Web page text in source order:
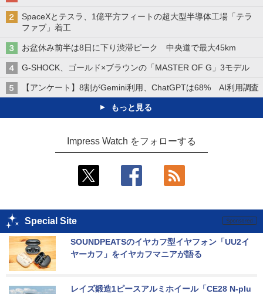
SpaceXとテスラ、1億平方フィートの超大型半導体工場「テラ
ファブ」着工
お盆休み前半は8日に下り渋滞ピーク 中央道で最大45km
G-SHOCK、ゴールド×ブラウンの「MASTER OF G」3モデル
【アンケート】8割がGemini利用、ChatGPTは68% AI利用調査
もっと見る
Impress Watch をフォローする
Special Site
SOUNDPEATSのイヤカフ型イヤフォン「UU2イ
ヤーカフ」をイヤカフマニアが語る
レイズ鍛造1ピースアルミホイール「CE28 N-plu